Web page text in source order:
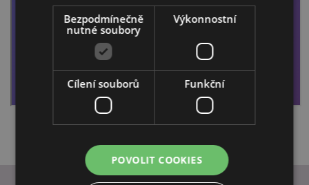
Bezpodmínečně
nutné soubory
Výkonnostní
Cílení souborů Funkční
POVOLIT COOKIES